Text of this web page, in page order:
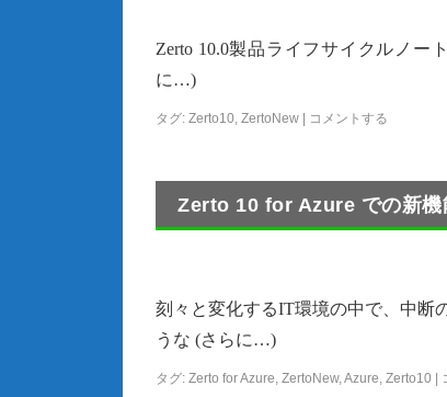
Zerto 10.0製品ライフサイクルノー
に…)
タグ: Zerto10, ZertoNew | コメントする
Zerto 10 for Azure での新機
刻々と変化するIT環境の中で、中断
うな (さらに…)
タグ: Zerto for Azure, ZertoNew,Azure, Zerto10 |